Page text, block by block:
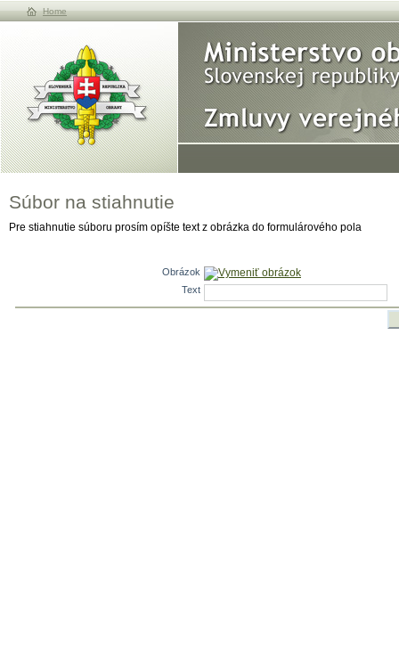
Home
Súbor na stiahnutie
Pre stiahnutie súboru prosím opíšte text z obrázka do formulárového pola
Obrázok
Vymeniť obrázok
Text